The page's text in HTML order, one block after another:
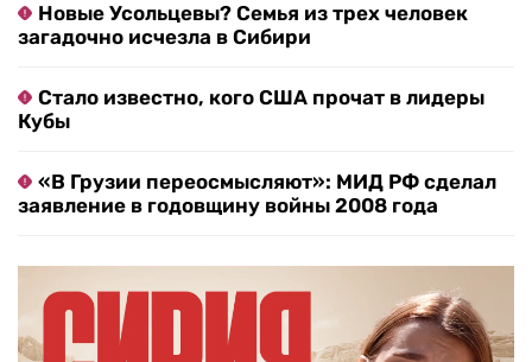
Новые Усольцевы? Семья из трех человек
загадочно исчезла в Сибири
Стало известно, кого США прочат в лидеры
Кубы
«В Грузии переосмысляют»: МИД РФ сделал
заявление в годовщину войны 2008 года